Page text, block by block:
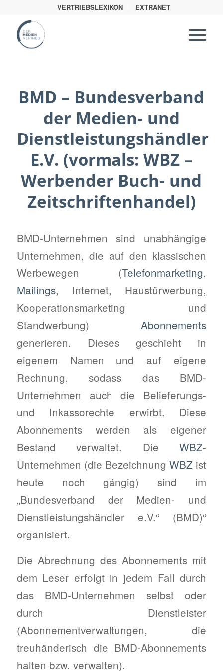
VERTRIEBSLEXIKON EXTRANET
BMD – Bundesverband
der Medien- und
Dienstleistungshändler
E.V. (vormals: WBZ –
Werbender Buch- und
Zeitschriftenhandel)
BMD-Unternehmen sind unabhängige
Unternehmen, die auf den klassischen
Werbewegen (Telefonmarketing,
Mailings, Internet, Haustürwerbung,
Kooperationsmarketing und
Standwerbung) Abonnements
generieren. Dieses geschieht in
eigenem Namen und auf eigene
Rechnung, sodass das BMD-
Unternehmen auch die Belieferungs-
und Inkassorechte erwirbt. Diese
Abonnements werden als eigener
Bestand verwaltet. DieWBZ-
Unternehmen (die BezeichnungWBZ ist
heute noch gängig) sind im
„Bundesverband der Medien- und
Dienstleistungshändler e.V.“ (BMD)“
organisiert.
Die Abrechnung des Abonnements mit
dem Leser erfolgt in jedem Fall durch
das BMD-Unternehmen selbst oder
durch Dienstleister
(Abonnementverwaltungen, die
treuhänderisch die BMD-Abonnements
halten bzw. verwalten).